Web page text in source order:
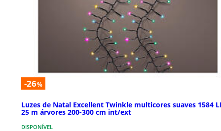
-26%
Luzes de Natal Excellent Twinkle multicores suaves 1584
25 m árvores 200-300 cm int/ext
DISPONÍVEL